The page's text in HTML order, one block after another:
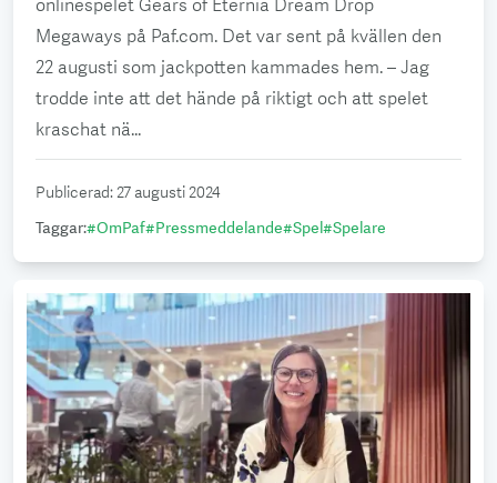
onlinespelet Gears of Eternia Dream Drop
Megaways på Paf.com. Det var sent på kvällen den
22 augusti som jackpotten kammades hem. – Jag
trodde inte att det hände på riktigt och att spelet
kraschat nä...
Publicerad:27 augusti 2024
Taggar:#OmPaf#Pressmeddelande#Spel#Spelare